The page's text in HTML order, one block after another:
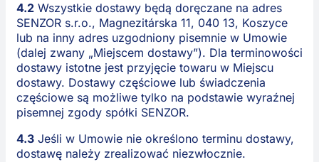
4.2Wszystkie dostawy będą doręczane na adres
SENZOR s.r.o., Magnezitárska 11, 040 13, Koszyce
lub na inny adres uzgodniony pisemnie w Umowie
(dalej zwany „Miejscem dostawy”). Dla terminowości
dostawy istotne jest przyjęcie towaru w Miejscu
dostawy. Dostawy częściowe lub świadczenia
częściowe są możliwe tylko na podstawie wyraźnej
pisemnej zgody spółki SENZOR.
4.3Jeśli w Umowie nie określono terminu dostawy,
dostawę należy zrealizować niezwłocznie.